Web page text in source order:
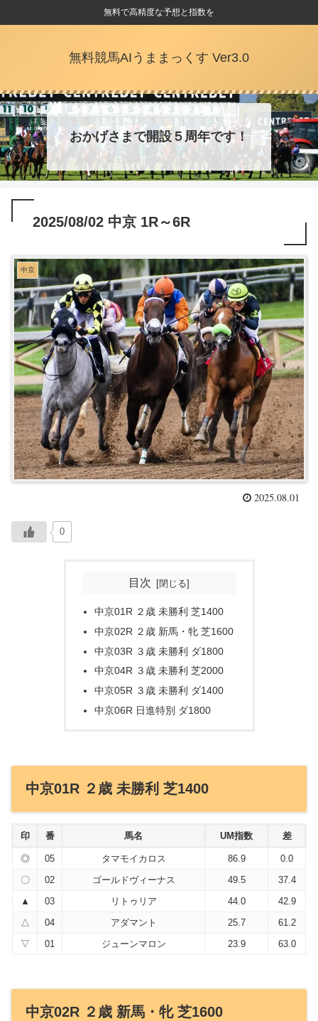
無料で高精度な予想と指数を
無料競馬AIうままっくす Ver3.0
おかげさまで開設５周年です！
2025/08/02 中京 1R～6R
中京
2025.08.01
0
目次
中京01R ２歳 未勝利 芝1400
中京02R ２歳 新馬・牝 芝1600
中京03R ３歳 未勝利 ダ1800
中京04R ３歳 未勝利 芝2000
中京05R ３歳 未勝利 ダ1400
中京06R 日進特別 ダ1800
中京01R ２歳 未勝利 芝1400
印 番 馬名 UM指数 差
◎ 05 タマモイカロス 86.9
0.0
〇
02 ゴールドヴィーナス 49.5
37.4
▲
03 リトゥリア 44.0
42.9
△
04 アダマント 25.7
61.2
▽
01 ジューンマロン 23.9 63.0
中京02R ２歳 新馬・牝 芝1600